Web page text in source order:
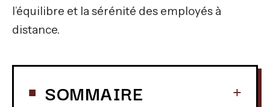
l’équilibre et la sérénité des employés à
distance.
SOMMAIRE